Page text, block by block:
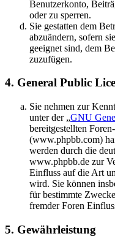
Benutzerkonto,
oder zu sperren.
Sie gestatten dem
abzuändern, sofern
geeignet sind, dem
zuzufügen.
4. General Public
Sie nehmen zur
unter der „GNU
bereitgestellten
(www.phpbb.com)
werden durch die
www.phpbb.de zur
Einfluss auf die Art
wird. Sie können
für bestimmte
fremder Foren
5. Gewährleistung